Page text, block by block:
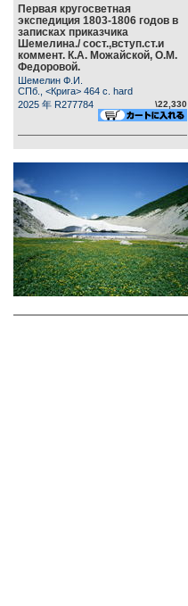
Первая кругосветная
экспедиция 1803-1806 годов в
записках приказчика
Шемелина./ сост.,вступ.ст.и
коммент. К.А. Можайской, О.М.
Федоровой.
Шемелин Ф.И.
СПб., <Крига> 464 c. hard
2025 年 R277784
\22,330